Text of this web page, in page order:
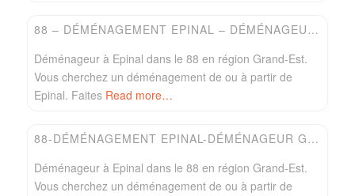
88 – DÉMÉNAGEMENT EPINAL – DÉMÉNAGEUR GREG
Déménageur à Epinal dans le 88 en région Grand-Est.
Vous cherchez un déménagement de ou à partir de
Epinal. Faites Read more…
88-DÉMÉNAGEMENT EPINAL-DÉMÉNAGEUR GROSSI
Déménageur à Epinal dans le 88 en région Grand-Est.
Vous cherchez un déménagement de ou à partir de